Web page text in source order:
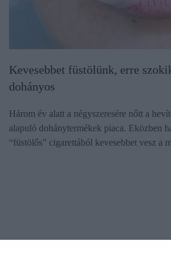
Kevesebbet füstölünk, erre
dohányos
Három év alatt a négyszeresére nőtt a
alapuló dohánytermékek piaca. Eközben
“füstölős” cigarettából kevesebbet vesz a